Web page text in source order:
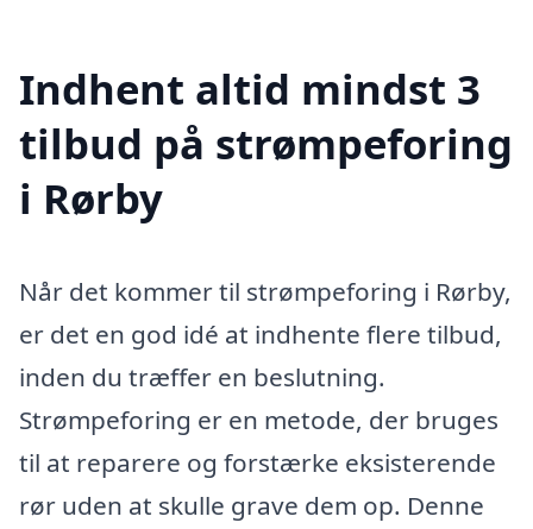
Indhent altid mindst 3
tilbud på strømpeforing
i Rørby
Når det kommer til strømpeforing i Rørby,
er det en god idé at indhente flere tilbud,
inden du træffer en beslutning.
Strømpeforing er en metode, der bruges
til at reparere og forstærke eksisterende
rør uden at skulle grave dem op. Denne